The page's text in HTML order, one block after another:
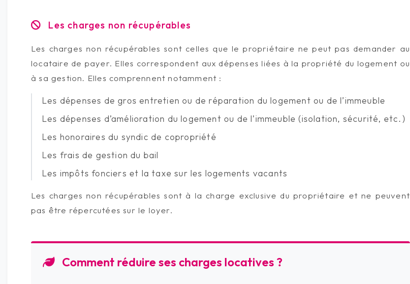
Les charges non récupérables
Les charges non récupérables sont celles que le propriétaire ne peut pas demander au
locataire de payer. Elles correspondent aux dépenses liées à la propriété du logement ou
à sa gestion. Elles comprennent notamment :
Les dépenses de gros entretien ou de réparation du logement ou de l’immeuble
Les dépenses d’amélioration du logement ou de l’immeuble (isolation, sécurité, etc.)
Les honoraires du syndic de copropriété
Les frais de gestion du bail
Les impôts fonciers et la taxe sur les logements vacants
Les charges non récupérables sont à la charge exclusive du propriétaire et ne peuvent
pas être répercutées sur le loyer.
Comment réduire ses charges locatives ?